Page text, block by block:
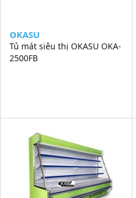
OKASU
Tủ mát siêu thị OKASU OKA-
2500FB